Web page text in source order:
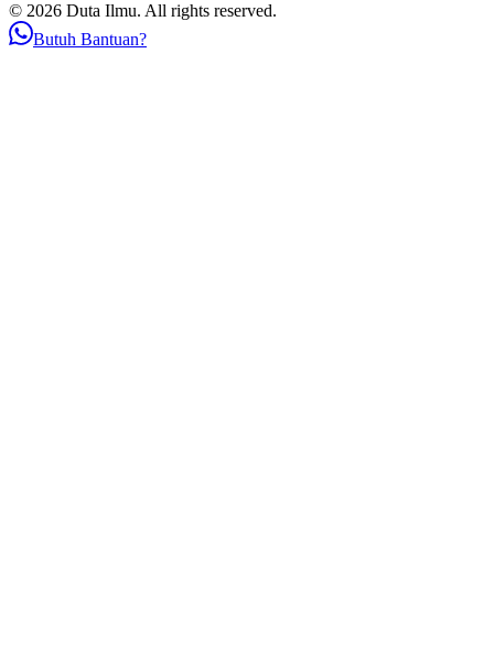
© 2026 Duta Ilmu. All rights reserved.
Butuh Bantuan?